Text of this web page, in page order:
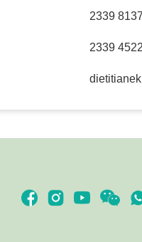
2339 8137
2339 4522